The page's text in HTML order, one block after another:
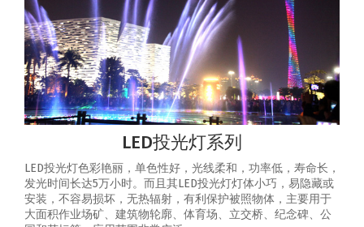
LED投光灯系列
LED投光灯色彩艳丽，单色性好，光线柔和，功率低，寿命长，
发光时间长达5万小时。而且其LED投光灯灯体小巧，易隐藏或
安装，不容易损坏，无热辐射，有利保护被照物体，主要用于
大面积作业场矿、建筑物轮廓、体育场、立交桥、纪念碑、公